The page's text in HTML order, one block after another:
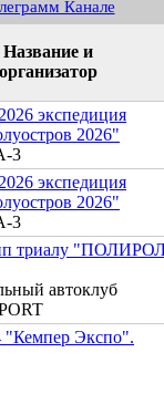
Канале
Название и
организатор
экспедиция
2026"
3
экспедиция
2026"
3
триалу
автоклуб
Экспо".